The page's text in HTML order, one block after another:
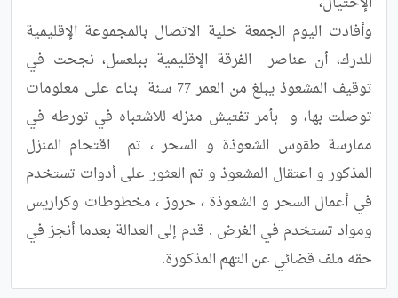
حقه ملف قضائي عن التهم المذكورة.